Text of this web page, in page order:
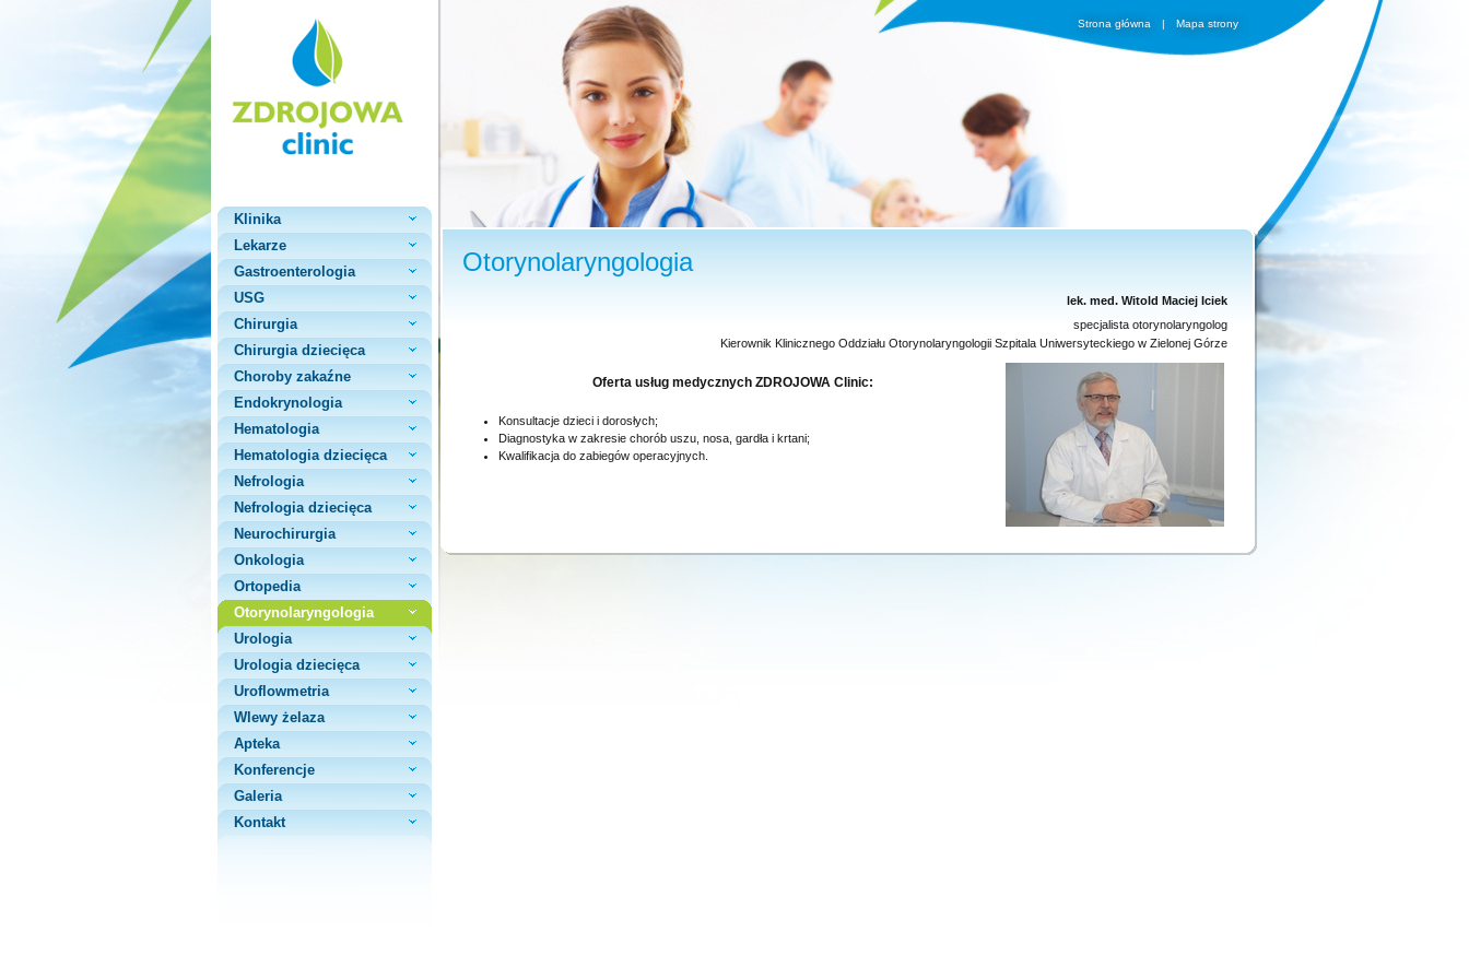
Klinika
Lekarze
Gastroenterologia
USG
Chirurgia
Chirurgia dziecięca
Choroby zakaźne
Endokrynologia
Hematologia
Hematologia dziecięca
Nefrologia
Nefrologia dziecięca
Neurochirurgia
Onkologia
Ortopedia
Otorynolaryngologia
Urologia
Urologia dziecięca
Uroflowmetria
Wlewy żelaza
Apteka
Konferencje
Galeria
Kontakt
Strona główna | Mapa strony
Otorynolaryngologia
lek. med. Witold Maciej Iciek
specjalista otorynolaryngolog
Kierownik Klinicznego Oddziału Otorynolaryngologii Szpitala Uniwersyteckiego w Zielonej Górze
Oferta usług medycznych ZDROJOWA Clinic:
Konsultacje dzieci i dorosłych;
Diagnostyka w zakresie chorób uszu, nosa, gardła i krtani;
Kwalifikacja do zabiegów operacyjnych.